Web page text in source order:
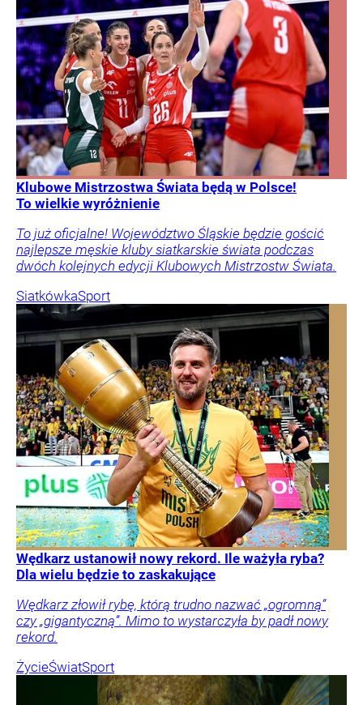
Klubowe Mistrzostwa Świata będą w Polsce!
To wielkie wyróżnienie
To już oficjalne! Województwo Śląskie będzie gościć
najlepsze męskie kluby siatkarskie świata podczas
dwóch kolejnych edycji Klubowych Mistrzostw Świata.
SiatkówkaSport
Wędkarz ustanowił nowy rekord. Ile ważyła ryba?
Dla wielu będzie to zaskakujące
Wędkarz złowił rybę, którą trudno nazwać „ogromną”
czy „gigantyczną”. Mimo to wystarczyła by padł nowy
rekord.
ŻycieŚwiatSport